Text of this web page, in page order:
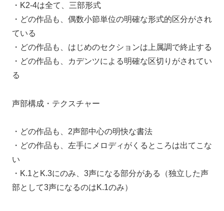
・K2-4は全て、三部形式
・どの作品も、偶数小節単位の明確な形式的区分がされ
ている
・どの作品も、はじめのセクションは上属調で終止する
・どの作品も、カデンツによる明確な区切りがされてい
る
声部構成・テクスチャー
・どの作品も、2声部中心の明快な書法
・どの作品も、左手にメロディがくるところは出てこな
い
・K.1とK.3にのみ、3声になる部分がある（独立した声
部として3声になるのはK.1のみ）